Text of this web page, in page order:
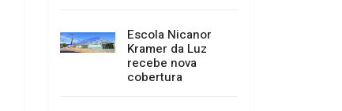
Escola Nicanor
Kramer da Luz
recebe nova
cobertura